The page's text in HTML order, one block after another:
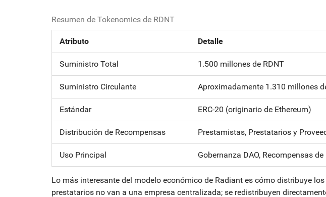
Resumen de Tokenomics de RDNT
Atributo Detalle
Suministro Total 1.500 millones de RDNT
Suministro Circulante Aproximadamente 1.310 millones
Estándar ERC-20 (originario de Ethereum)
Distribución de Recompensas Prestamistas, Prestatarios y
Uso Principal Gobernanza DAO, Recompensas
Lo más interesante del modelo económico de Radiant es cómo distribuye
prestatarios no van a una empresa centralizada; se redistribuyen